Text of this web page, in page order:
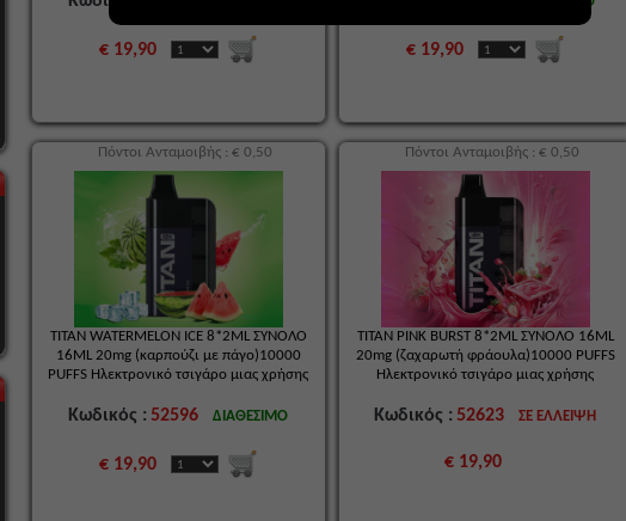
€ 19,90 € 19,90
TITAN WATERMELON ICE 8*2ML ΣΥΝΟΛΟ
16ML 20mg (καρπούζι με πάγο)10000
PUFFS Ηλεκτρονικό τσιγάρο μιας χρήσης
Κωδικός : 52596 ΔΙΑΘΕΣΙΜΟ
€ 19,90
Πόντοι Ανταμοιβής : € 0,50
TITAN PINK BURST 8*2ML ΣΥΝΟΛΟ 16ML
20mg (ζαχαρωτή φράουλα)10000 PUFFS
Ηλεκτρονικό τσιγάρο μιας χρήσης
Κωδικός : 52623 ΣΕ ΕΛΛΕΙΨΗ
€ 19,90
Πόντοι Ανταμοιβής : € 0,50